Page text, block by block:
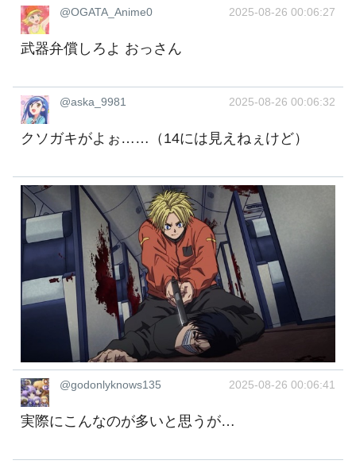
@OGATA_Anime0 2025-08-26 00:06:27
武器弁償しろよ おっさん
@aska_9981 2025-08-26 00:06:32
クソガキがよぉ……（14には見えねぇけど）
@godonlyknows135 2025-08-26 00:06:41
実際にこんなのが多いと思うが…